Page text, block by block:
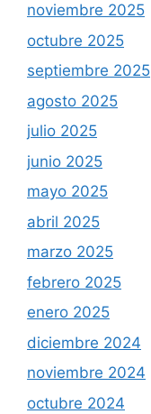
noviembre 2025
octubre 2025
septiembre 2025
agosto 2025
julio 2025
junio 2025
mayo 2025
abril 2025
marzo 2025
febrero 2025
enero 2025
diciembre 2024
noviembre 2024
octubre 2024